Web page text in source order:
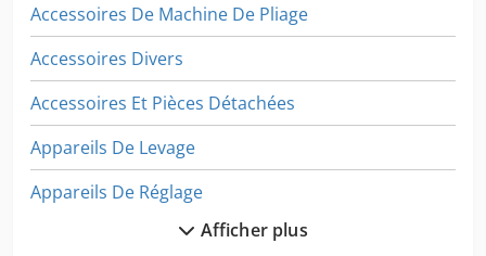
Accessoires De Machine De Pliage
Accessoires Divers
Accessoires Et Pièces Détachées
Appareils De Levage
Appareils De Réglage
Autres Accessoires
Afficher plus